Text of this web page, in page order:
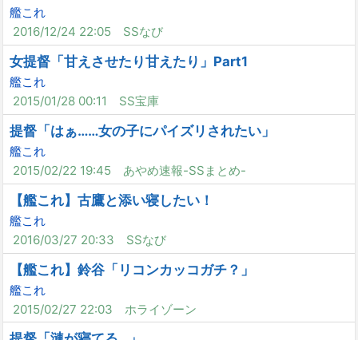
艦これ
2016/12/24 22:05
SSなび
女提督「甘えさせたり甘えたり」Part1
艦これ
2015/01/28 00:11
SS宝庫
提督「はぁ……女の子にパイズリされたい」
艦これ
2015/02/22 19:45
あやめ速報-SSまとめ-
【艦これ】古鷹と添い寝したい！
艦これ
2016/03/27 20:33
SSなび
【艦これ】鈴谷「リコンカッコガチ？」
艦これ
2015/02/27 22:03
ホライゾーン